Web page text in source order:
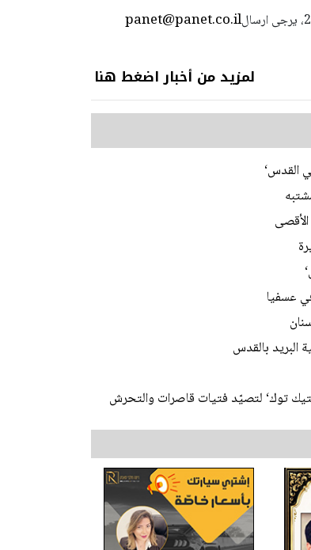
panet@panet.co.ilاستعمال المضامين بموجب بند 27 أ لقانون الحقوق الأدبية لسنة 2007، يرجى ارسال
لمزيد من أخبار اضغط هنا
القدس‘
عسفيا
توك‘ لتصيّد فتيات قاصرات والتحرش